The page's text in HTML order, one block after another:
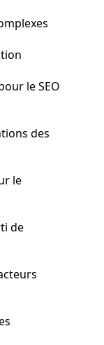
le SEO
des
le
de